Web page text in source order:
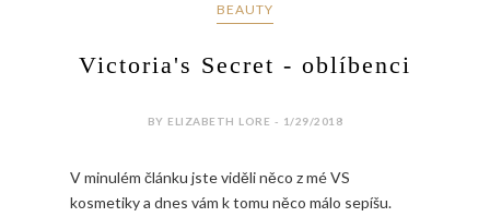
BEAUTY
Victoria's Secret - oblíbenci
BY ELIZABETH LORE - 1/29/2018
V minulém článku jste viděli něco z mé VS
kosmetiky a dnes vám k tomu něco málo sepíšu.